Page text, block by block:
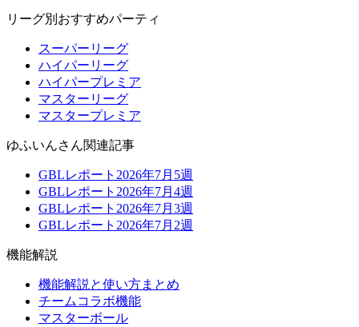
リーグ別おすすめパーティ
スーパーリーグ
ハイパーリーグ
ハイパープレミア
マスターリーグ
マスタープレミア
ゆふいんさん関連記事
GBLレポート2026年7月5週
GBLレポート2026年7月4週
GBLレポート2026年7月3週
GBLレポート2026年7月2週
機能解説
機能解説と使い方まとめ
チームコラボ機能
マスターボール